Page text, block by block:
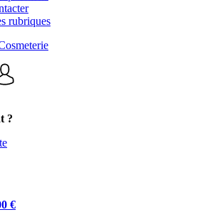
rubriques
?
€